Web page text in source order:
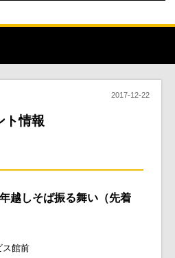
2017-12-22
ト情報
越しそば振る舞い（先着
ス館前